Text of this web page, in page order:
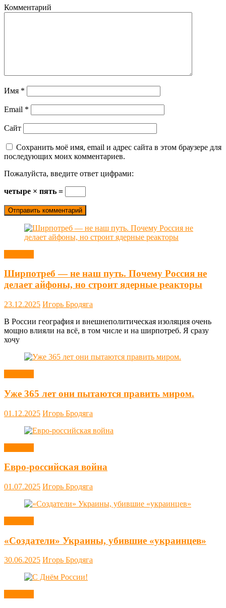
Комментарий
Имя *
Email *
Сайт
Сохранить моё имя, email и адрес сайта в этом браузере для
последующих моих комментариев.
Пожалуйста, введите ответ цифрами:
четыре × пять =
Ширпотреб — не наш путь. Почему Россия не
делает айфоны, но строит ядерные реакторы
23.12.2025 Игорь Бродяга
В России география и внешнеполитическая изоляция очень
мощно влияли на всё, в том числе и на ширпотреб. Я сразу
хочу
Уже 365 лет они пытаются править миром.
01.12.2025 Игорь Бродяга
Евро-российская война
01.07.2025 Игорь Бродяга
«Создатели» Украины, убившие «украинцев»
30.06.2025 Игорь Бродяга